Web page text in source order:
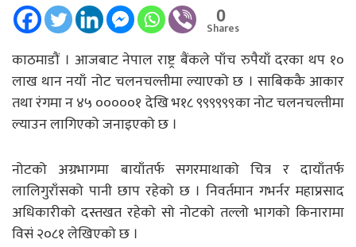
0
Shares
काठमाडौं । आजबाट नेपाल राष्ट्र बैंकले पाँच रुपैयाँ दरका थप १०
लाख थान नयाँ नोट चलनचल्तीमा ल्याएको छ । साबिककै आकार
तथा रंगमा न ४५ ०००००१ देखि भ१८ ९९९९९९का नोट चलनचल्तीमा
ल्याउन लागिएको जनाइएको छ ।
नोटको अग्रभागमा बायाँतर्फ सगरमाथाको चित्र र दायाँतर्फ
लालिगुराँसको पानी छाप रहेको छ । निवर्तमान गभर्नर महाप्रसाद
अधिकारीको दस्तखत रहेको सो नोटको तल्लो भागको किनारामा
विसं २०८१ लेखिएको छ ।